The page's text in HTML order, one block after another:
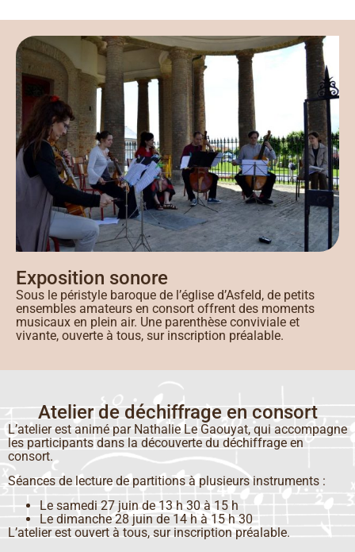
Exposition sonore
Sous le péristyle baroque de l’église d’Asfeld, de petits
ensembles amateurs en consort offrent des moments
musicaux en plein air. Une parenthèse conviviale et
vivante, ouverte à tous, sur inscription préalable.
Atelier de déchiffrage en consort
L’atelier est animé par Nathalie Le Gaouyat, qui accompagne
les participants dans la découverte du déchiffrage en
consort.
Séances de lecture de partitions à plusieurs instruments :
Le samedi 27 juin de 13 h 30 à 15 h
Le dimanche 28 juin de 14 h à 15 h 30
L’atelier est ouvert à tous, sur inscription préalable.